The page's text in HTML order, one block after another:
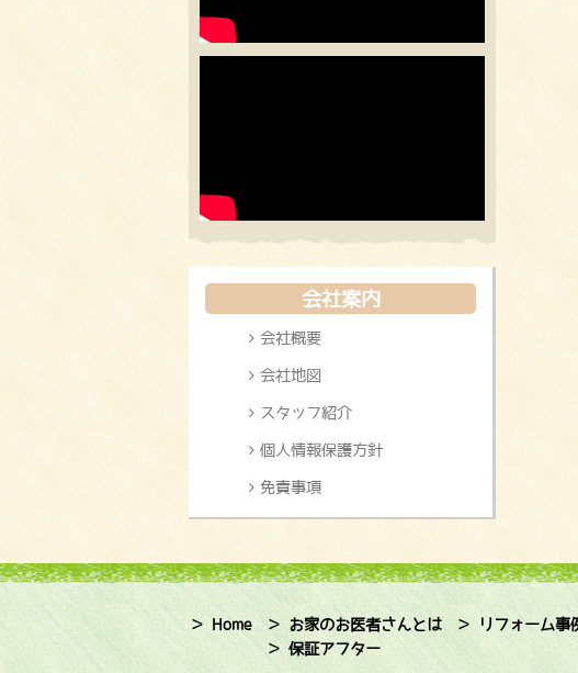
会社案内
会社概要
会社地図
スタッフ紹介
個人情報保護方針
免責事項
＞ Home
＞ お家のお医者さんとは
＞ 保証アフター
＞ リフォーム事